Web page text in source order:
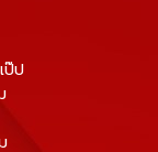
ป๊ป